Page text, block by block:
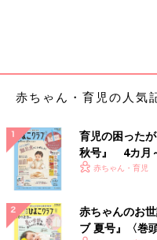
呼ぶときは取りあえず「マ
娘が何を言っているのかは
話してくれるときは、「う
いています。赤ちゃんを相
と同じように「うん、うん･
言わんほうがええで」とい
人の話を聞きながら「うん
赤ちゃん・育児の人気
育児の困った
秋号』 4カ月
いっぱい！
赤ちゃん・育児
赤ちゃんのお
ブ 夏号』〈巻